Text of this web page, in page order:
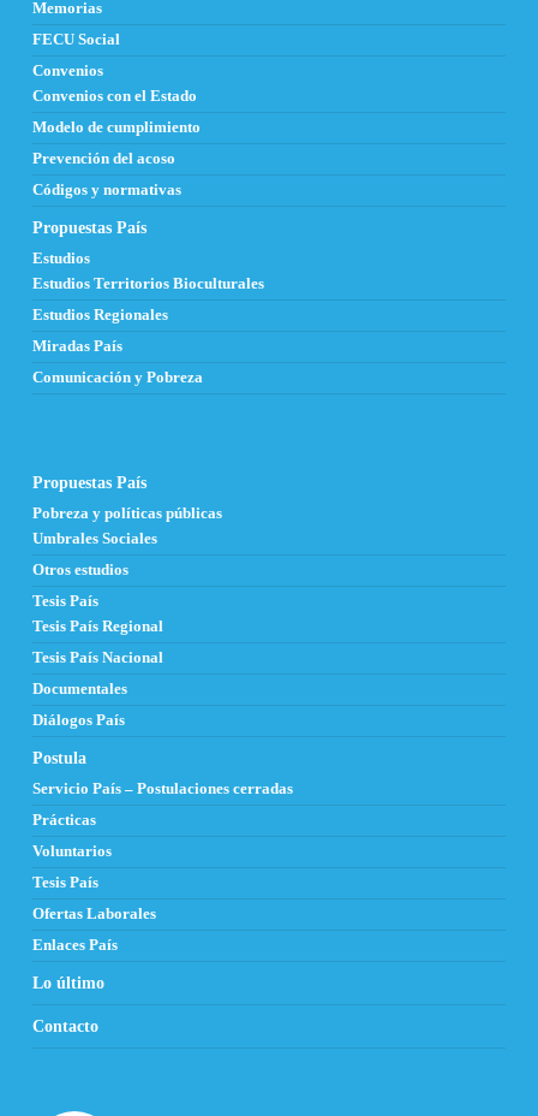
Memorias
FECU Social
Convenios
Convenios con el Estado
Modelo de cumplimiento
Prevención del acoso
Códigos y normativas
Propuestas País
Estudios
Estudios Territorios Bioculturales
Estudios Regionales
Miradas País
Comunicación y Pobreza
Propuestas País
Pobreza y políticas públicas
Umbrales Sociales
Otros estudios
Tesis País
Tesis País Regional
Tesis País Nacional
Documentales
Diálogos País
Postula
Servicio País – Postulaciones cerradas
Prácticas
Voluntarios
Tesis País
Ofertas Laborales
Enlaces País
Lo último
Contacto